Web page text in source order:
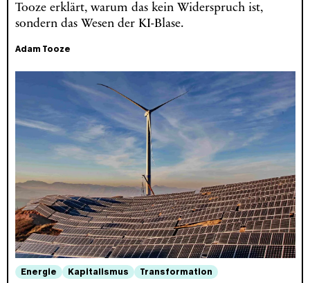
Tooze erklärt, warum das kein Widerspruch ist,
sondern das Wesen der KI-Blase.
Adam Tooze
Energie Kapitalismus Transformation